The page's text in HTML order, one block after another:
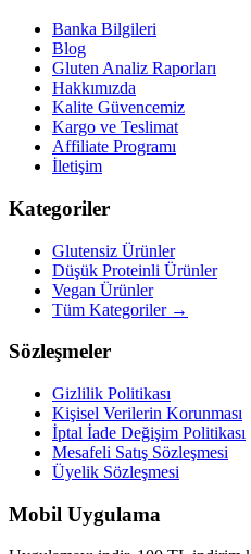
Banka Bilgileri
Blog
Gluten Analiz Raporları
Hakkımızda
Kalite Güvencemiz
Kargo ve Teslimat
Affiliate Programı
İletişim
Kategoriler
Glutensiz Ürünler
Düşük Proteinli Ürünler
Vegan Ürünler
Tüm Kategoriler →
Sözleşmeler
Gizlilik Politikası
Kişisel Verilerin Korunması
İptal İade Değişim Politikası
Mesafeli Satış Sözleşmesi
Üyelik Sözleşmesi
Mobil Uygulama